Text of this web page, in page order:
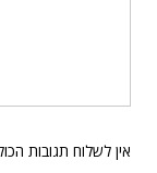
אין לשלוח תגובות